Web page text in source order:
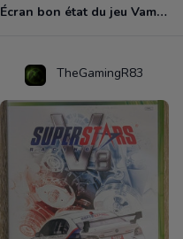
Écran bon état du jeu Vampire et livre de règles « la mascarade » état d’usage
TheGamingR83